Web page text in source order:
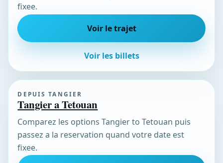
fixee.
Voir le trajet
Voir les billets
DEPUIS TANGIER
Tangier a Tetouan
Comparez les options Tangier to Tetouan puis
passez a la reservation quand votre date est
fixee.